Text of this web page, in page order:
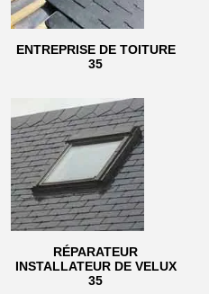
ENTREPRISE DE TOITURE
35
RÉPARATEUR
INSTALLATEUR DE VELUX
35